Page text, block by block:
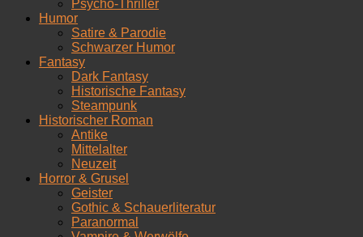
Psycho-Thriller
Humor
Satire & Parodie
Schwarzer Humor
Fantasy
Dark Fantasy
Historische Fantasy
Steampunk
Historischer Roman
Antike
Mittelalter
Neuzeit
Horror & Grusel
Geister
Gothic & Schauerliteratur
Paranormal